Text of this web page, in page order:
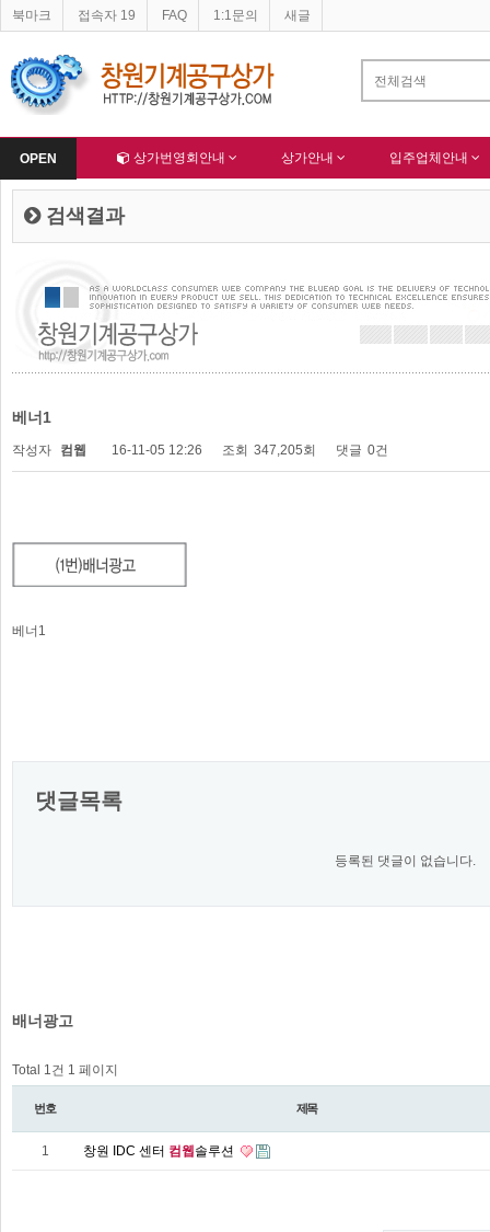
OPEN
북마크 접속자 19 FAQ 1:1문의 새글
이버 등록완료 - 알림 한국종합산업(주) 회원님 가입을 축하드립니다 !
Home 상가번영회안내 상가안내 입주업체안내
검색결과
베너1
작성자 컴웹 16-11-05 12:26 조회 347,205회 댓글 0건
베너1
댓글목록
등록된 댓글이 없습니다.
배너광고
Total 1건 1 페이지
번호 제목
1 창원 IDC 센터 컴웹솔루션